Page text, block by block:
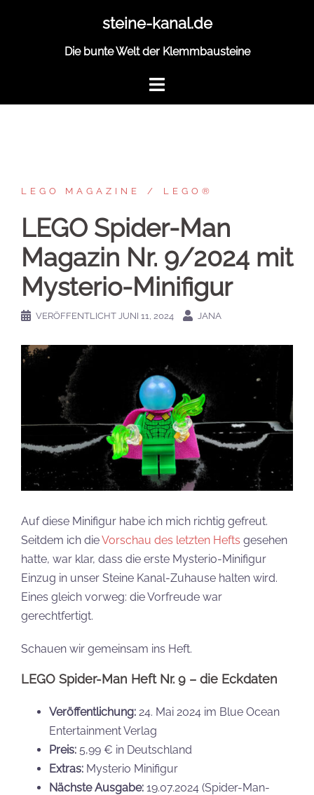
steine-kanal.de
Die bunte Welt der Klemmbausteine
LEGO MAGAZINE LEGO®
LEGO Spider-Man
Magazin Nr. 9/2024 mit
Mysterio-Minifigur
VERÖFFENTLICHT JUNI 11, 2024 JANA
Auf diese Minifigur habe ich mich richtig gefreut.
Seitdem ich dieVorschau des letzten Hefts gesehen
hatte, war klar, dass die erste Mysterio-Minifigur
Einzug in unser Steine Kanal-Zuhause halten wird.
Eines gleich vorweg: die Vorfreude war
gerechtfertigt.
Schauen wir gemeinsam ins Heft.
LEGO Spider-Man Heft Nr. 9 – die Eckdaten
Veröffentlichung: 24. Mai 2024 im Blue Ocean
Entertainment Verlag
Preis: 5,99 € in Deutschland
Extras: Mysterio Minifigur
Nächste Ausgabe: 19.07.2024 (Spider-Man-